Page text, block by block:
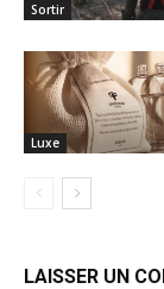
Sortir
Luxe
LAISSER UN